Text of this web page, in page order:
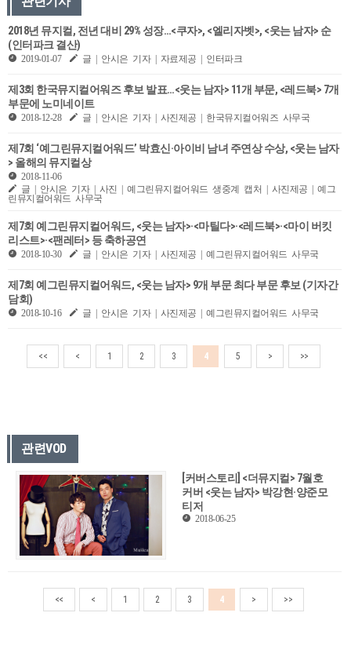
2018년 뮤지컬, 전년 대비 29% 성장…<쿠자>, <엘리자벳>, <웃는 남자> 순
(인터파크 결산)
2019-01-07 글 | 안시은 기자 | 자료제공 | 인터파크
제3회 한국뮤지컬어워즈 후보 발표…<웃는 남자> 11개 부문, <레드북> 7개
부문에 노미네이트
2018-12-28 글 | 안시은 기자 | 사진제공 | 한국뮤지컬어워즈 사무국
제7회 ‘예그린뮤지컬어워드’ 박효신·아이비 남녀 주연상 수상, <웃는 남자
> 올해의 뮤지컬상
2018-11-06
글 | 안시은 기자 | 사진 | 예그린뮤지컬어워드 생중계 캡처 | 사진제공 | 예그
린뮤지컬어워드 사무국
제7회 예그린뮤지컬어워드, <웃는 남자>·<마틸다>·<레드북>·<마이 버킷
리스트>·<팬레터> 등 축하공연
2018-10-30 글 | 안시은 기자 | 사진제공 | 예그린뮤지컬어워드 사무국
제7회 예그린뮤지컬어워드, <웃는 남자> 9개 부문 최다 부문 후보 (기자간
담회)
2018-10-16 글 | 안시은 기자 | 사진제공 | 예그린뮤지컬어워드 사무국
<< < 1 2 3 4 5 > >>
관련VOD
[커버스토리] <더뮤지컬> 7월호
커버 <웃는 남자> 박강현·양준모
티저
2018-06-25
<< < 1 2 3 4 > >>